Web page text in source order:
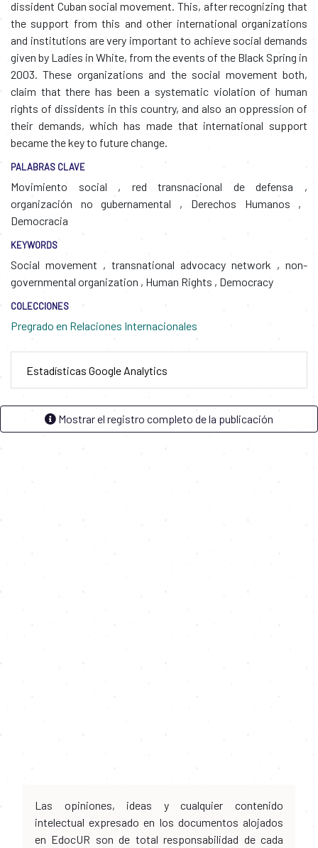
dissident Cuban social movement. This, after recognizing that
the support from this and other international organizations
and institutions are very important to achieve social demands
given by Ladies in White, from the events of the Black Spring in
2003. These organizations and the social movement both,
claim that there has been a systematic violation of human
rights of dissidents in this country, and also an oppression of
their demands, which has made that international support
became the key to future change.
PALABRAS CLAVE
Movimiento social , red transnacional de defensa ,
organización no gubernamental , Derechos Humanos ,
Democracia
KEYWORDS
Social movement , transnational advocacy network , non-
governmental organization , Human Rights , Democracy
COLECCIONES
Pregrado en Relaciones Internacionales
Estadísticas Google Analytics
Mostrar el registro completo de la publicación
Las opiniones, ideas y cualquier contenido
intelectual expresado en los documentos alojados
en EdocUR son de total responsabilidad de cada